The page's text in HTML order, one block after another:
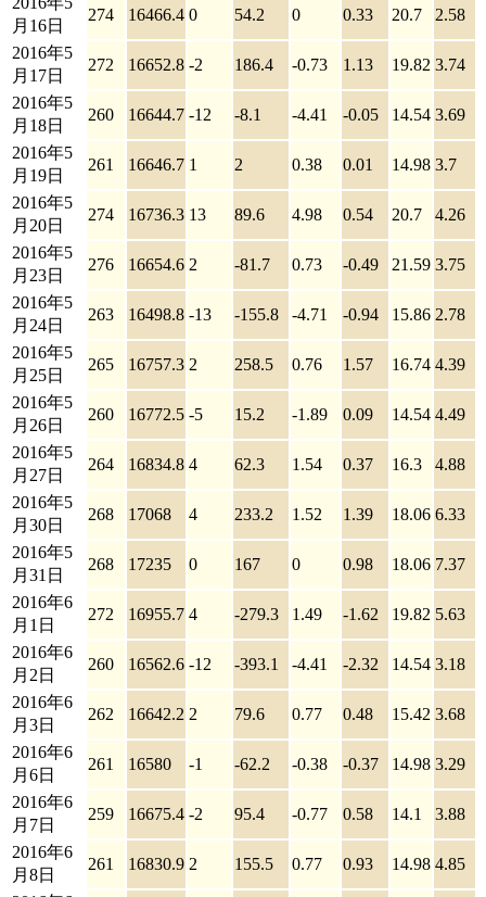
月16日
274 16466.4 0 54.2 0 0.33 20.7 2.58
2016年5
月17日
272 16652.8 -2 186.4 -0.73 1.13 19.82 3.74
2016年5
月18日
260 16644.7 -12 -8.1 -4.41 -0.05 14.54 3.69
2016年5
月19日
261 16646.7 1 2 0.38 0.01 14.98 3.7
2016年5
月20日
274 16736.3 13 89.6 4.98 0.54 20.7 4.26
2016年5
月23日
276 16654.6 2 -81.7 0.73 -0.49 21.59 3.75
2016年5
月24日
263 16498.8 -13 -155.8 -4.71 -0.94 15.86 2.78
2016年5
月25日
265 16757.3 2 258.5 0.76 1.57 16.74 4.39
2016年5
月26日
260 16772.5 -5 15.2 -1.89 0.09 14.54 4.49
2016年5
月27日
264 16834.8 4 62.3 1.54 0.37 16.3 4.88
2016年5
月30日
268 17068 4 233.2 1.52 1.39 18.06 6.33
2016年5
月31日
268 17235 0 167 0 0.98 18.06 7.37
2016年6
月1日
272 16955.7 4 -279.3 1.49 -1.62 19.82 5.63
2016年6
月2日
260 16562.6 -12 -393.1 -4.41 -2.32 14.54 3.18
2016年6
月3日
262 16642.2 2 79.6 0.77 0.48 15.42 3.68
2016年6
月6日
261 16580 -1 -62.2 -0.38 -0.37 14.98 3.29
2016年6
月7日
259 16675.4 -2 95.4 -0.77 0.58 14.1 3.88
2016年6
月8日
261 16830.9 2 155.5 0.77 0.93 14.98 4.85